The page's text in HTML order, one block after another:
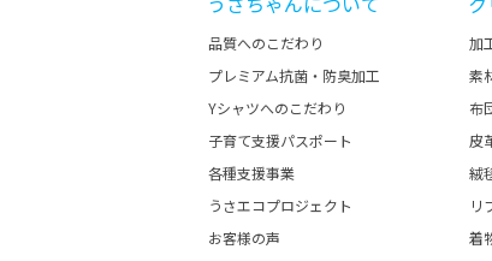
品質へのこだわり
プレミアム抗菌・防臭加工
Yシャツへのこだわり
子育て支援パスポート
各種支援事業
うさエコプロジェクト
お客様の声
加
素
布
皮
絨
リ
着